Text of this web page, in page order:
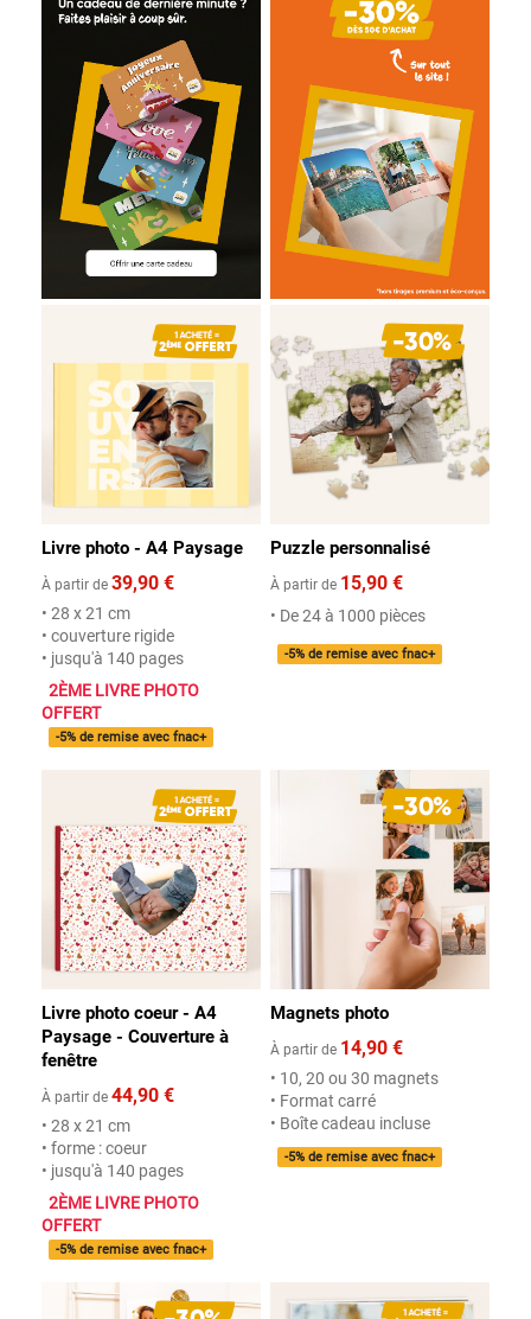
Livre photo - A4 Paysage
À partir de 39,90 €
• 28 x 21 cm
• couverture rigide
• jusqu'à 140 pages
2ÈME LIVRE PHOTO
OFFERT
-5% de remise avec fnac+
Puzzle personnalisé
À partir de 15,90 €
• De 24 à 1000 pièces
-5% de remise avec fnac+
Livre photo coeur - A4
Paysage - Couverture à
fenêtre
À partir de 44,90 €
• 28 x 21 cm
• forme : coeur
• jusqu'à 140 pages
2ÈME LIVRE PHOTO
OFFERT
-5% de remise avec fnac+
Magnets photo
À partir de 14,90 €
• 10, 20 ou 30 magnets
• Format carré
• Boîte cadeau incluse
-5% de remise avec fnac+